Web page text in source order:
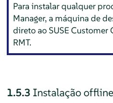
Para instalar qualquer
Manager, a máquina de
direto ao SUSE Customer
RMT.
1.5.3 Instalação offline